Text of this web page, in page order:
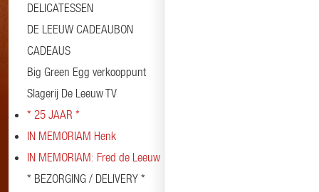
DELICATESSEN
DE LEEUW CADEAUBON
CADEAUS
Big Green Egg verkooppunt
Slagerij De Leeuw TV
* 25 JAAR *
IN MEMORIAM Henk
IN MEMORIAM: Fred de Leeuw
* BEZORGING / DELIVERY *